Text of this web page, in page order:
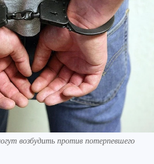
возбудить против потерпевшего